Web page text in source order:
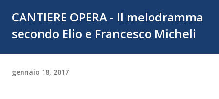
CANTIERE OPERA - Il melodramma
secondo Elio e Francesco Micheli
gennaio 18, 2017